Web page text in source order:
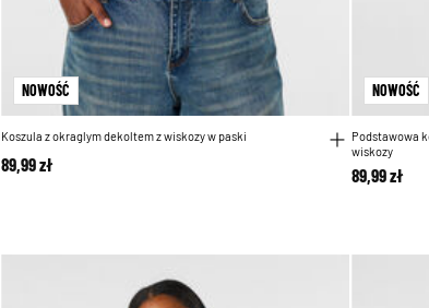
NOWOŚĆ
Koszula z okraglym dekoltem z wiskozy w paski
89,99 zł
NOWOŚĆ
Podstawowa
wiskozy
89,99 zł